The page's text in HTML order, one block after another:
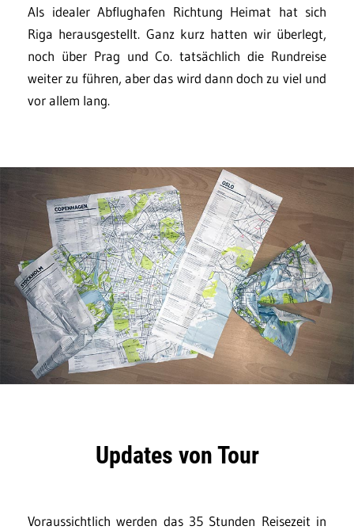
Als idealer Abflughafen Richtung Heimat hat sich
Riga herausgestellt. Ganz kurz hatten wir überlegt,
noch über Prag und Co. tatsächlich die Rundreise
weiter zu führen, aber das wird dann doch zu viel und
vor allem lang.
Updates von Tour
Voraussichtlich werden das 35 Stunden Reisezeit in